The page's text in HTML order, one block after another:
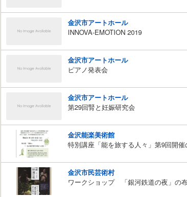
金沢市アートホール
INNOVA-EMOTION 2019
金沢市アートホール
ピアノ発表会
金沢市アートホール
第29回腎と妊娠研究会
金沢能楽美術館
特別講座「能を旅する人々」第9回開
金沢市民芸術村
ワークショップ 「銀河鉄道の夜」